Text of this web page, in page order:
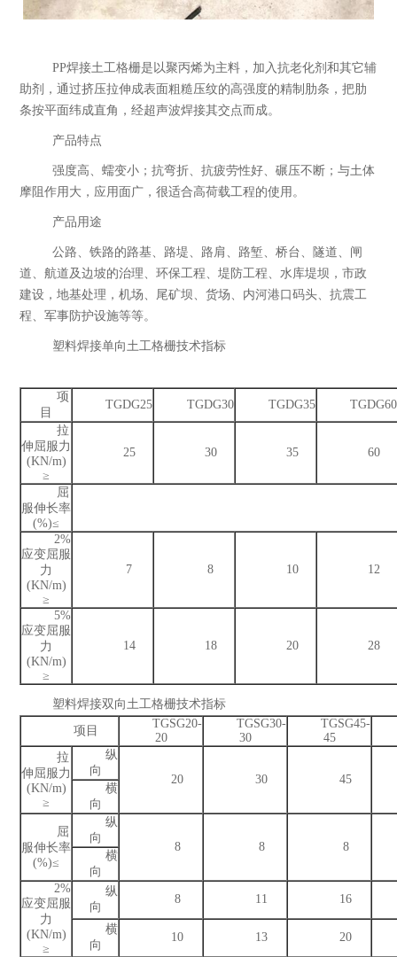
PP焊接土工格栅是以聚丙烯为主料，加入抗老化剂和其它辅
助剂，通过挤压拉伸成表面粗糙压纹的高强度的精制肋条，把肋
条按平面纬成直角，经超声波焊接其交点而成。
产品特点
强度高、蠕变小；抗弯折、抗疲劳性好、碾压不断；与土体
摩阻作用大，应用面广，很适合高荷载工程的使用。
产品用途
公路、铁路的路基、路堤、路肩、路堑、桥台、隧道、闸
道、航道及边坡的治理、环保工程、堤防工程、水库堤坝，市政
建设，地基处理，机场、尾矿坝、货场、内河港口码头、抗震工
程、军事防护设施等等。
塑料焊接单向土工格栅技术指标
项
目
TGDG25 TGDG30 TGDG35
TGDG60
拉
伸屈服力
(KN/m)
≥
25 30 35 60
屈
服伸长率
(%)≤
2%
应变屈服
力
(KN/m)
≥
7 8 10 12
5%
应变屈服
力
(KN/m)
≥
14 18 20 28
塑料焊接双向土工格栅技术指标
项目
TGSG20-
20
TGSG30-
30
TGSG45-
45
拉
伸屈服力
(KN/m)
≥
纵
向
20 30 45
横
向
屈
服伸长率
(%)≤
纵
向
8 8 8
横
向
2%
应变屈服
力
(KN/m)
≥
纵
向
8 11 16
横
向
10 13 20